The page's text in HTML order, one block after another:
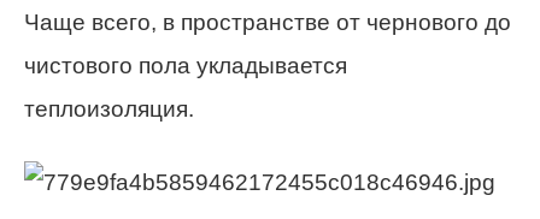
Чаще всего, в пространстве от чернового до
чистового пола укладывается
теплоизоляция.